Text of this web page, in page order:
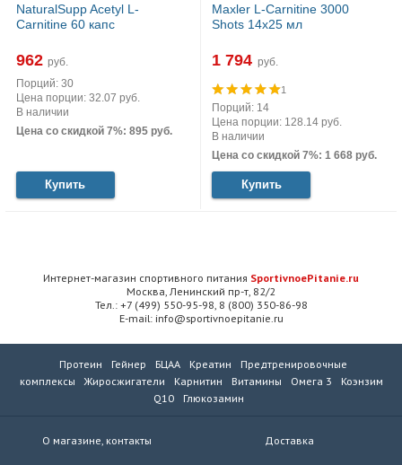
NaturalSupp Acetyl L-
Carnitine 60 капс
962 руб.
Порций: 30
Цена порции: 32.07 руб.
В наличии
Цена со скидкой 7%: 895 руб.
Купить
Maxler L-Carnitine 3000
Shots 14x25 мл
1 794 руб.
1
Порций: 14
Цена порции: 128.14 руб.
В наличии
Цена со скидкой 7%: 1 668 руб.
Купить
Интернет-магазин спортивного питания SportivnoePitanie.ru
Москва, Ленинский пр-т, 82/2
Тел.: +7 (499) 550-95-98, 8 (800) 350-86-98
E-mail: info@sportivnoepitanie.ru
Протеин Гейнер БЦАА Креатин
Предтренировочные
комплексы
Жиросжигатели Карнитин Витамины Омега 3
Коэнзим
Q10
Глюкозамин
О магазине, контакты Доставка